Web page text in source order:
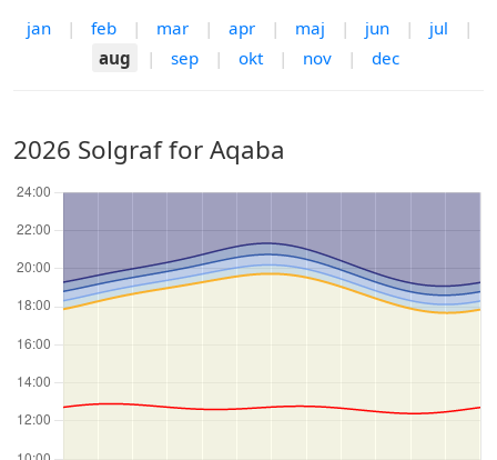
jan | feb | mar | apr | maj | jun | jul
|
aug
| sep | okt | nov | dec
2026 Solgraf for Aqaba